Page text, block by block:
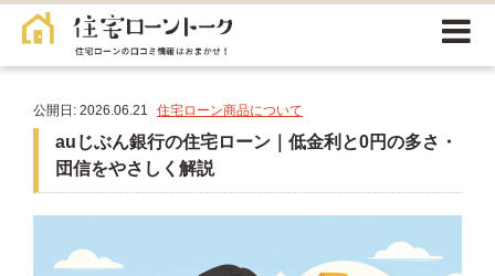
公開日: 2026.06.21 住宅ローン商品について
auじぶん銀行の住宅ローン｜低金利と0円の多さ・
団信をやさしく解説